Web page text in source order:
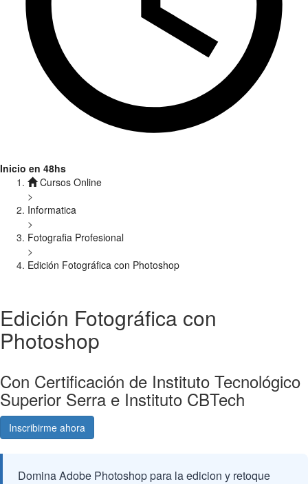
Inicio en 48hs
Cursos Online
>
Informatica
>
Fotografia Profesional
>
Edición Fotográfica con Photoshop
Edición Fotográfica con
Photoshop
Con Certificación de Instituto Tecnológico
Superior Serra e Instituto CBTech
Inscribirme ahora
Domina Adobe Photoshop para la edicion y retoque